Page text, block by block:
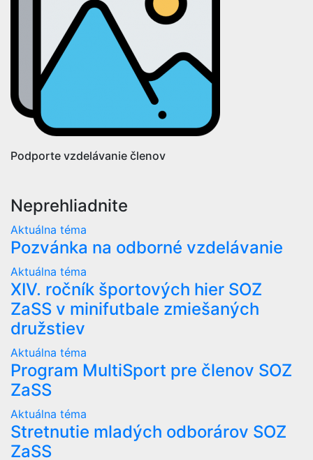
Podporte vzdelávanie členov
Neprehliadnite
Aktuálna téma
Pozvánka na odborné vzdelávanie
Aktuálna téma
XIV. ročník športových hier SOZ
ZaSS v minifutbale zmiešaných
družstiev
Aktuálna téma
Program MultiSport pre členov SOZ
ZaSS
Aktuálna téma
Stretnutie mladých odborárov SOZ
ZaSS